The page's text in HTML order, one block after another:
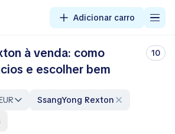
Adicionar carro
à venda: como
e escolher bem
10
SsangYong Rexton